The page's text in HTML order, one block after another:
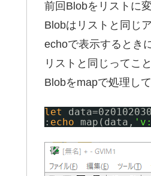
前回Blobをリストに
Blobはリストと同じ
echoで表示するとき
リストと同じってこ
Blobをmapで処理して
let
: echo map(data,